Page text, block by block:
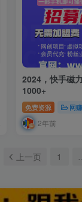
2024，快手磁
1000+
免费资源 网
2年前
上一页 1